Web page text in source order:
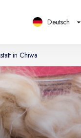
Deutsch
in Chiwa
Polski